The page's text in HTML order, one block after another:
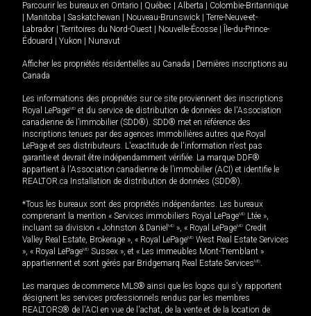
Parcourir les bureaux en Ontario Québec Alberta
Colombie-Britannique
Manitoba Saskatchewan Nouveau-Brunswick
Terre-Neuve-et-
Labrador
Territoires du Nord-Ouest Nouvelle-Écosse
Île-du-Prince-
Édouard
Yukon Nunavut
Afficher les propriétés résidentielles au Canada
Dernières inscriptions au
Canada
Les informations des propriétés sur ce site proviennent des inscriptions
Royal LePageMD et du service de distribution de données de l'Association
canadienne de l’immobilier (SDD®). SDD® met en référence des
inscriptions tenues par des agences immobilières autres que Royal
LePage et ses distributeurs. L'exactitude de l'information n'est pas
garantie et devrait être indépendamment vérifiée. La marque DDF®
appartient à l'Association canadienne de l’immobilier (ACI) et identifie le
REALTOR.ca Installation de distribution de données (SDD®).
*Tous les bureaux sont des propriétés indépendantes. Les bureaux
comprenant la mention « Services immobiliers Royal LePageMD Ltée »,
incluant sa division « Johnston & Daniel MD », « Royal LePageMD Credit
Valley Real Estate, Brokerage », « Royal LePageMD West Real Estate Services
», « Royal LePageMD Sussex », et « Les immeubles Mont-Tremblant »
appartiennent et sont gérés par Bridgemarq Real Estate ServicesMD.
Les marques de commerce MLS® ainsi que les logos qui s'y rapportent
désignent les services professionnels rendus par les membres
REALTORS® de l'ACI en vue de l'achat, de la vente et de la location de